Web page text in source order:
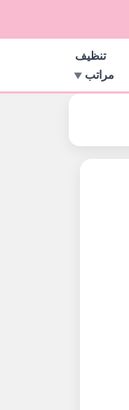
تنظيف
مراتب